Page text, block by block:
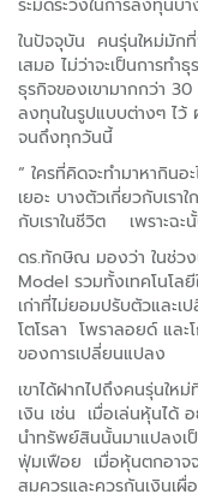
ระมัดระวังในการลงทุนบ
ในปัจจุบัน คนรุ่นใหม่มักที่
เสมอ ไม่ว่าจะเป็นการท
ธุรกิจของเขามากกว่า
ลงทุนในรูปแบบต่างๆ ไว้
จนถึงทุกวันนี้
“ ใครที่คิดจะทำมาหากิน
เยอะ บางตัวเกี่ยวกับเ
กับเราในชีวิต เพราะฉะ
ดร.ทักษิณ มองว่า ในช่วง
Model รวมทั้งเทคโนโล
เก่าที่ไม่ยอมปรับตัวและเ
โตโรลา โพราลอยด์ แล
ของการเปลี่ยนแปลง
เขาได้ฝากไปถึงคนรุ่นให
เงิน เช่น เมื่อเล่นหุ้นได้
นำทรัพย์สินนั้นมาแปลงเ
ฟุ่มเฟือย เมื่อหุ้นตกอาจ
สมควรและควรกันเงิน